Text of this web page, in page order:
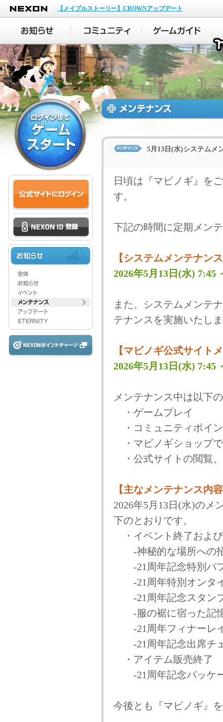
NEXON
【メイプルストーリー】CROWNアップデート
5月13日(水)システムメ
日頃は『マビノギ』を
す。
下記の時間に定期メン
【システムメンテナン
2026年5月13日(水) 7:45
また、システムメンテ
テナンスを実施いたし
【マビノギ公式サイト
2026年5月13日(水) 7:45
メンテナンス中は以下
・ゲームプレイ
・コミュニティポイ
・マビノギショップ
・公式サイトの閲覧
【主なメンテナンス内
2026年5月13日(水)のメ
下のとおりです。
・イベント終了およ
-神秘的な場所への
-21周年記念特別バ
-21周年特別オンタ
-21周年記念スタン
-服の裾に宿った記
-21周年フィナーレ
-21周年記念出席チ
・アイテム販売終了
-21周年記念パッケ
今後とも『マビノギ』